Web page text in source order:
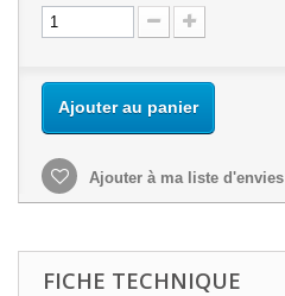
Ajouter au panier
Ajouter à ma liste d'envies
FICHE TECHNIQUE